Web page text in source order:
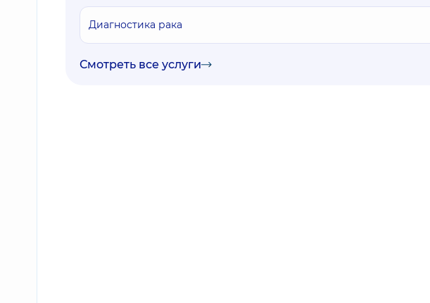
Диагностика рака
Смотреть все услуги